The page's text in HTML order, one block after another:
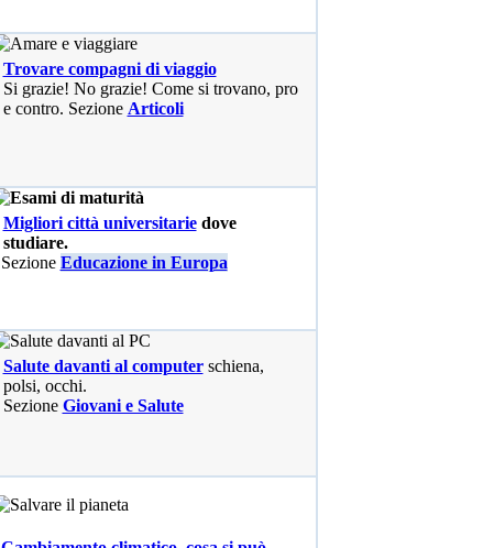
Trovare compagni di viaggio
Si grazie! No grazie! Come si trovano, pro
e contro. Sezione Articoli
Migliori città universitariedove
studiare.
Sezione Educazione in Europa
Salute davanti al computerschiena,
polsi, occhi.
Sezione Giovani e Salute